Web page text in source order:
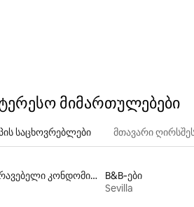
მიმართულებები
საცხოვრებლები მთავარი
დასაქირავებელი კონდომინიუმები
B&B‑ები
Sevilla